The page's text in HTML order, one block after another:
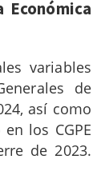
variables
de
así como
los CGPE
de 2023.